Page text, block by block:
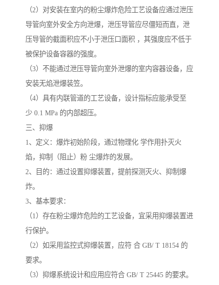
（2）对安装在室内的粉尘爆炸危险工艺设备应通过泄压
导管向室外安全方向泄爆，泄压导管应尽僵短而直，泄
压导管的截面积应不小于泄压口面积 ，其强度应不低于
被保护设备容器的强度。
（3）不能通过泄压导管向室外泄爆的室内容器设备，应
安装无焰泄爆装笠。
（4）具有内联管道的工艺设备，设计指标应能承受至
少 0.1 MPa 的内部超压。
三、抑爆
1、定义：爆炸初始阶段，通过物理化 学作用扑灭火
焰，抑制（阻止）粉 尘爆炸的发展。
2、目的：通过设置抑爆装置，提前探测灭火、抑制爆
炸。
3、基本要求：
（1）存在粉尘爆炸危险的工艺设备，宜采用抑爆装置进
行保护。
（2）如采用监控式抑爆装置，应符 合 GB/ T 18154 的
要求。
（3）抑爆系统设计和应用应符合 GB/ T 25445 的要求。